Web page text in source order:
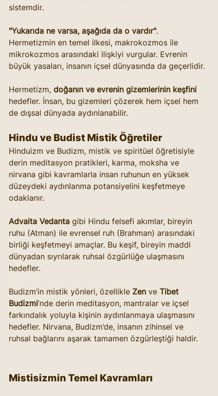
sistemdir.
"Yukarıda ne varsa, aşağıda da o vardır".
Hermetizmin en temel ilkesi, makrokozmos ile
mikrokozmos arasındaki ilişkiyi vurgular. Evrenin
büyük yasaları, insanın içsel dünyasında da geçerlidir.
Hermetizm, doğanın ve evrenin gizemlerinin keşfini
hedefler. İnsan, bu gizemleri çözerek hem içsel hem
de dışsal dünyada aydınlanabilir.
Hindu ve Budist Mistik Öğretiler
Hinduizm ve Budizm, mistik ve spiritüel öğretisiyle
derin meditasyon pratikleri, karma, moksha ve
nirvana gibi kavramlarla insan ruhunun en yüksek
düzeydeki aydınlanma potansiyelini keşfetmeye
odaklanır.
Advaita Vedanta gibi Hindu felsefi akımlar, bireyin
ruhu (Atman) ile evrensel ruh (Brahman) arasındaki
birliği keşfetmeyi amaçlar. Bu keşif, bireyin maddi
dünyadan sıyrılarak ruhsal özgürlüğe ulaşmasını
hedefler.
Budizm’in mistik yönleri, özellikle Zen ve Tibet
Budizmi’nde derin meditasyon, mantralar ve içsel
farkındalık yoluyla kişinin aydınlanmaya ulaşmasını
hedefler. Nirvana, Budizm’de, insanın zihinsel ve
ruhsal bağlarını aşarak tamamen özgürleştiği haldir.
Mistisizmin Temel Kavramları